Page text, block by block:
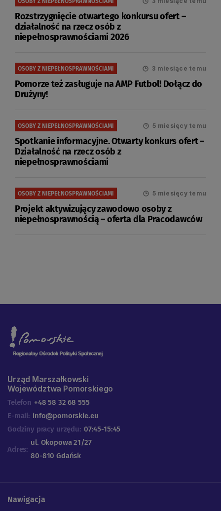
Rozstrzygnięcie otwartego konkursu ofert –
działalność na rzecz osób z
niepełnosprawnościami 2026
OSOBY Z NIEPEŁNOSPRAWNOŚCIAMI 3 miesiące temu
Pomorze też zasługuje na AMP Futbol! Dołącz do
Drużyny!
OSOBY Z NIEPEŁNOSPRAWNOŚCIAMI 5 miesięcy temu
Spotkanie informacyjne. Otwarty konkurs ofert –
Działalność na rzecz osób z
niepełnosprawnościami
OSOBY Z NIEPEŁNOSPRAWNOŚCIAMI 5 miesięcy temu
Projekt aktywizujący zawodowo osoby z
niepełnosprawnością – oferta dla Pracodawców
Urząd Marszałkowski
Województwa Pomorskiego
Telefon +48 58 32 68 555
E-mail: info@pomorskie.eu
Godziny pracy urzędu: 07:45-15:45
Adres:
ul. Okopowa 21/27
80-810 Gdańsk
Nawigacja